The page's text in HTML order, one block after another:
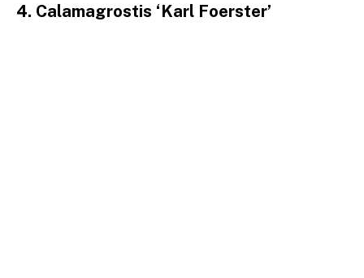
4. Calamagrostis ‘Karl Foerster’